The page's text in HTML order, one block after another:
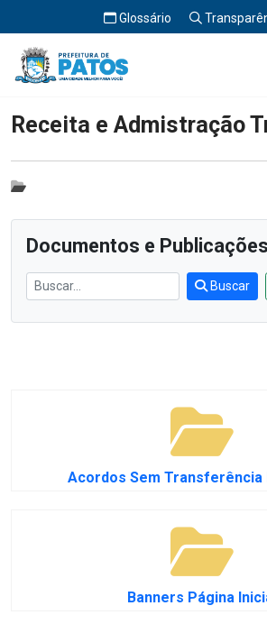
Glossário
Início Receita e Admistração Tributária
Receita e Admistração
Documentos e Publicações
Buscar
Acordos Sem Transferência
Banners Página